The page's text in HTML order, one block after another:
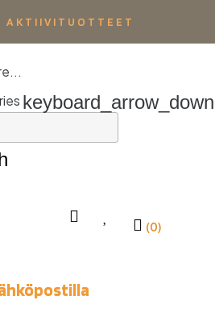
AKTIIVITUOTTEET
keyboard_arrow_down
(0)